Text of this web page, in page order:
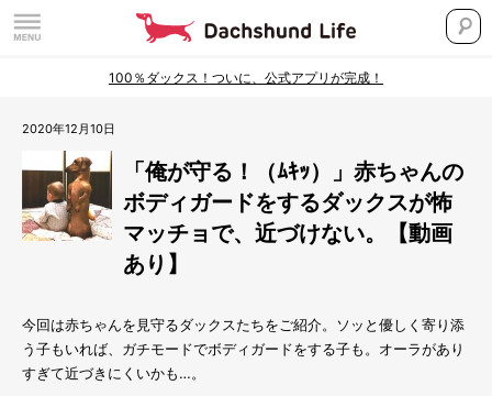
100％ダックス！ついに、公式アプリが完成！
2020年12月10日
「俺が守る！（ﾑｷｯ）」赤ちゃんの
ボディガードをするダックスが怖
マッチョで、近づけない。【動画
あり】
今回は赤ちゃんを見守るダックスたちをご紹介。ソッと優しく寄り添
う子もいれば、ガチモードでボディガードをする子も。オーラがあり
すぎて近づきにくいかも…。